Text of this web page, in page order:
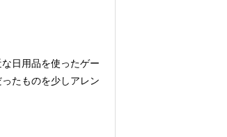
日用品を使ったゲー
たものを少しアレン